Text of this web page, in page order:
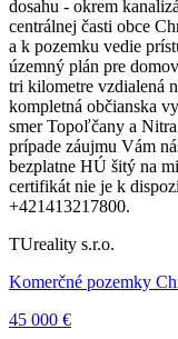
dosahu - okrem
centrálnej časti obce
a k pozemku vedie
územný plán pre
tri kilometre vzdialená
kompletná občianska
smer Topoľčany a
prípade záujmu Vám
bezplatne HÚ šitý na
certifikát nie je k
+421413217800.
TUreality s.r.o.
Komerčné pozemky
45 000 €